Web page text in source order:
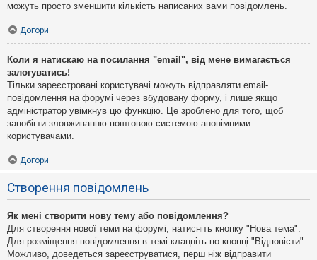
можуть просто зменшити кількість написаних вами повідомлень.
Догори
Коли я натискаю на посилання "email", від мене вимагається
залогуватись!
Тільки зареєстровані користувачі можуть відправляти email-
повідомлення на форумі через вбудовану форму, і лише якщо
адміністратор увімкнув цю функцію. Це зроблено для того, щоб
запобігти зловживанню поштовою системою анонімними
користувачами.
Догори
Створення повідомлень
Як мені створити нову тему або повідомлення?
Для створення нової теми на форумі, натисніть кнопку "Нова тема".
Для розміщення повідомлення в темі клацніть по кнопці "Відповісти".
Можливо, доведеться зареєструватися, перш ніж відправити